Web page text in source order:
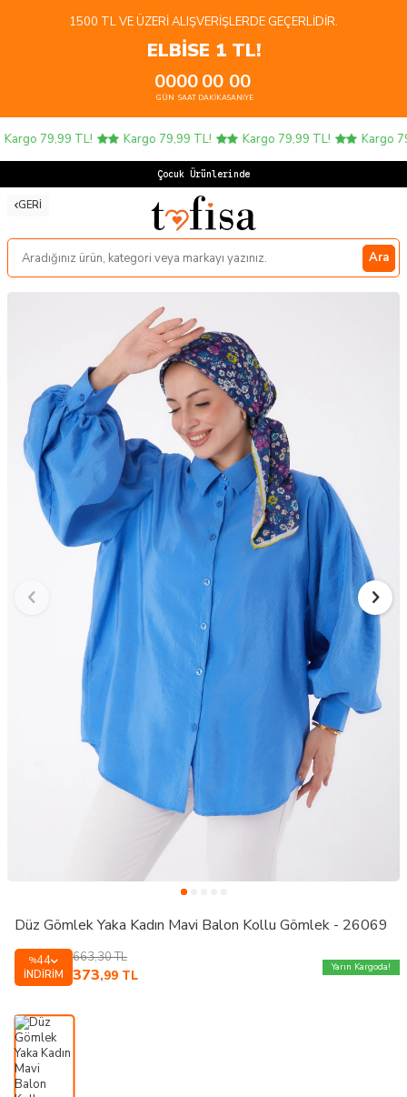
1500 TL VE ÜZERI ALIŞVERIŞLERDE GEÇERLIDIR.
ELBİSE 1 TL!
00
GÜN
00
SAAT
00
DAKIKA
00
SANIYE
79,99 TL! Kargo 79,99 TL! Kargo 79,99 TL! Kargo
Çocuk Ürünlerinde 4
GERI
Ara
Düz Gömlek Yaka Kadın Mavi Balon Kollu Gömlek - 26069
%44
İNDIRIM
663,30TL
373,99 TL
Yarın Kargoda!